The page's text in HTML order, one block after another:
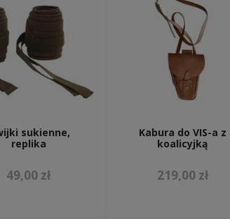
sukienne,
replika
49,00 zł
Kabura do VIS-a z
koalicyjką
219,00 zł